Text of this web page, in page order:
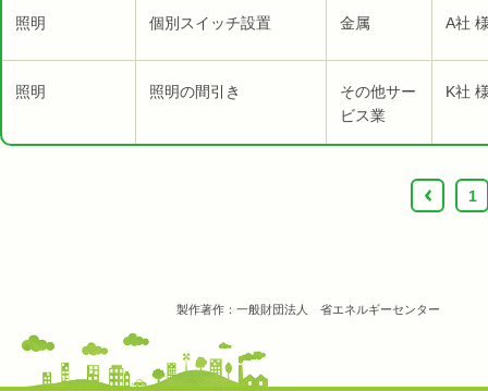
照明 個別スイッチ設置 金属 A社
照明 照明の間引き
その他サー
ビス業
K社
‹ 1
製作著作：一般財団法人 省エネルギーセンター